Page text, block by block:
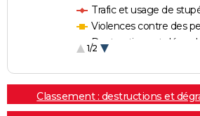
Trafic et usage de
Violences contre des
Destructions et
1/2
Classement : destructions et